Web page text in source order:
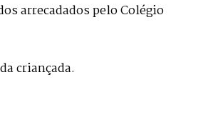
arrecadados pelo Colégio
criançada.